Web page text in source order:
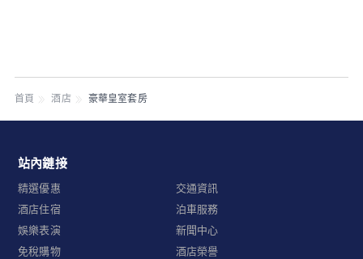
首頁 酒店 豪華皇室套房
站內鏈接
精選優惠
酒店住宿
娛樂表演
免稅購物
交通資訊
泊車服務
新聞中心
酒店榮譽